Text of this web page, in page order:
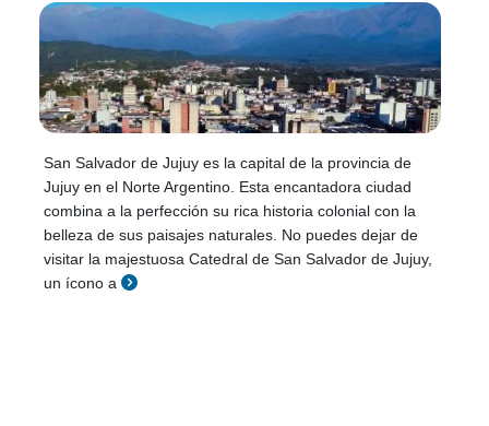
San Salvador de Jujuy es la capital de la provincia de
Jujuy en el Norte Argentino. Esta encantadora ciudad
combina a la perfección su rica historia colonial con la
belleza de sus paisajes naturales. No puedes dejar de
visitar la majestuosa Catedral de San Salvador de Jujuy,
un ícono a